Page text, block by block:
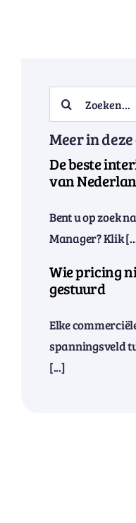
Search
for:
Meer in
De beste
van
Bent u op zoek
Manager? Klik
Wie pricing
gestuurd
Elke
spanningsveld
[...]